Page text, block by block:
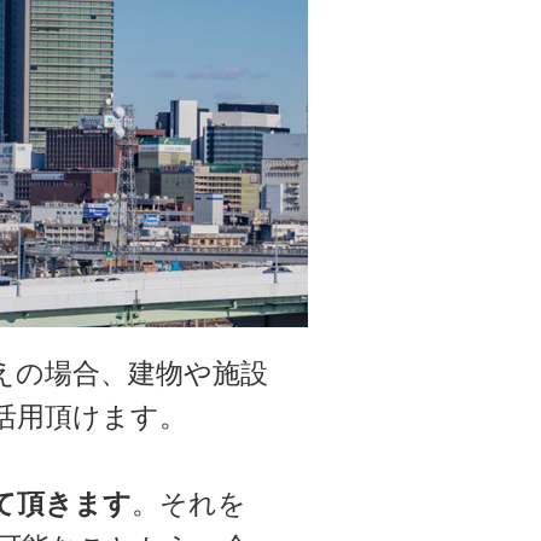
の場合、建物や施設
頂けます。
頂きます。それを